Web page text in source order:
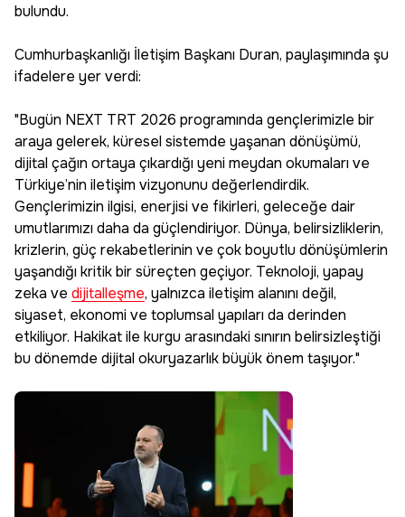
bulundu.
Cumhurbaşkanlığı İletişim Başkanı Duran, paylaşımında şu
ifadelere yer verdi:
"Bugün NEXT TRT 2026 programında gençlerimizle bir
araya gelerek, küresel sistemde yaşanan dönüşümü,
dijital çağın ortaya çıkardığı yeni meydan okumaları ve
Türkiye’nin iletişim vizyonunu değerlendirdik.
Gençlerimizin ilgisi, enerjisi ve fikirleri, geleceğe dair
umutlarımızı daha da güçlendiriyor. Dünya, belirsizliklerin,
krizlerin, güç rekabetlerinin ve çok boyutlu dönüşümlerin
yaşandığı kritik bir süreçten geçiyor. Teknoloji, yapay
zeka ve dijitalleşme, yalnızca iletişim alanını değil,
siyaset, ekonomi ve toplumsal yapıları da derinden
etkiliyor. Hakikat ile kurgu arasındaki sınırın belirsizleştiği
bu dönemde dijital okuryazarlık büyük önem taşıyor."